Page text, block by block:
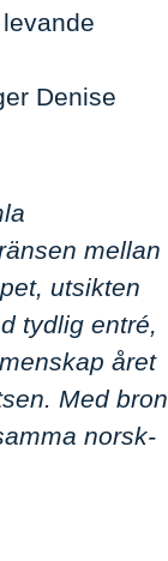
Denise
mellan
utsikten
tydlig entré,
året
Med bron
norsk-